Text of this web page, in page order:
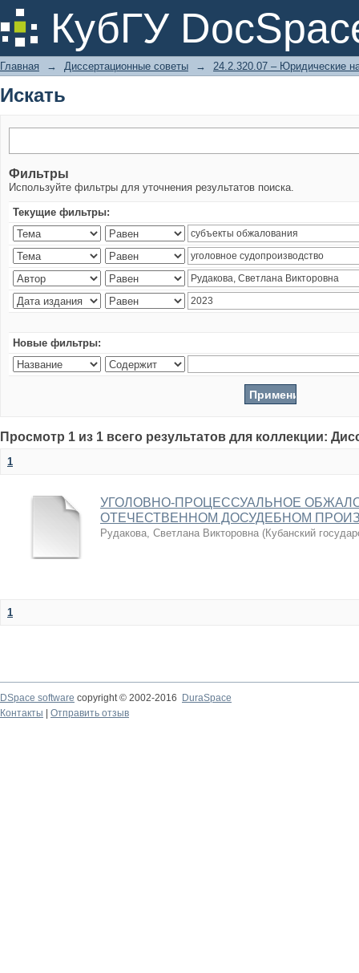
КубГУ
Искать
Главная → Диссертационные советы → 24.2.320.07 – Юридические
Искать
Фильтры
Используйте фильтры для уточнения результатов поиска.
Текущие фильтры:
Новые фильтры:
Просмотр 1 из 1 всего результатов для коллекции:
1
УГОЛОВНО-ПРОЦЕССУАЛЬНОЕ
ОТЕЧЕСТВЕННОМ ДОСУДЕБНОМ
Рудакова, Светлана Викторовна (Кубанский
1
DSpace software copyright © 2002-2016
DuraSpace
Контакты
Отправить отзыв